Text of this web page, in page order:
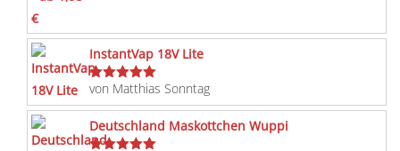
InstantVap 18V Lite
Bewertet
mit5von 5
von Matthias Sonntag
Deutschland Maskottchen Wuppi